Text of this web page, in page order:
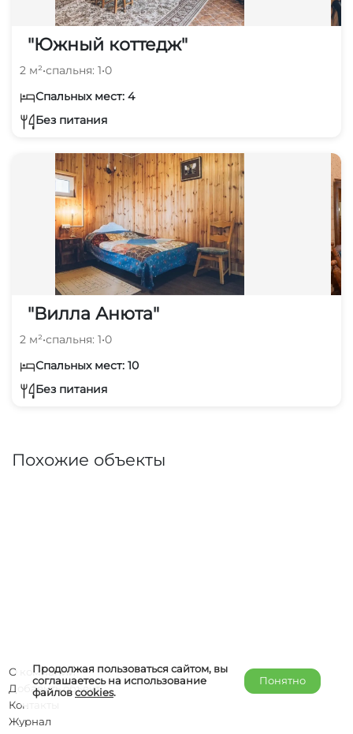
"Южный коттедж"
2 м²•спальня: 1•0
Спальных мест: 4
Без питания
"Вилла Анюта"
2 м²•спальня: 1•0
Спальных мест: 10
Без питания
Похожие объекты
Продолжая пользоваться сайтом, вы
соглашаетесь на использование
файловcookies.
Понятно
О компании
Добавить объект
Контакты
Журнал